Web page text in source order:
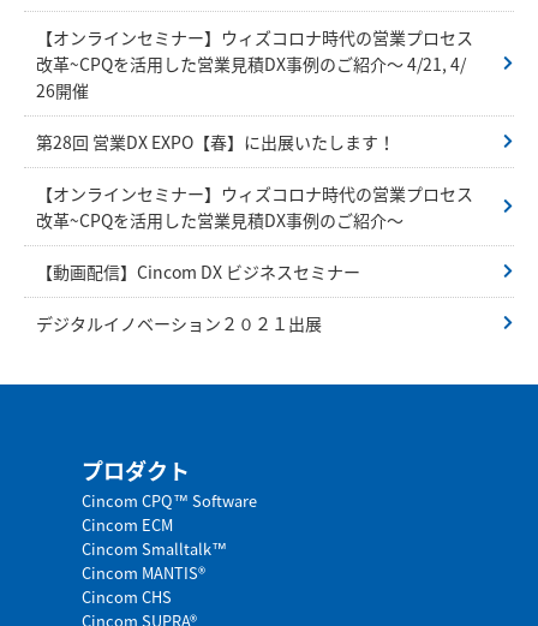
【オンラインセミナー】ウィズコロナ時代の営業プロセス
改革~CPQを活用した営業見積DX事例のご紹介～ 4/21, 4/
26開催
第28回 営業DX EXPO【春】に出展いたします！
【オンラインセミナー】ウィズコロナ時代の営業プロセス
改革~CPQを活用した営業見積DX事例のご紹介～
【動画配信】Cincom DX ビジネスセミナー
デジタルイノベーション２０２１出展
プロダクト
Cincom CPQ™ Software
Cincom ECM
Cincom Smalltalk™
Cincom MANTIS®
Cincom CHS
Cincom SUPRA®